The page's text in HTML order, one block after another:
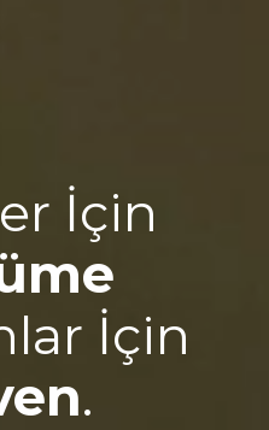
İçin
İçin
.